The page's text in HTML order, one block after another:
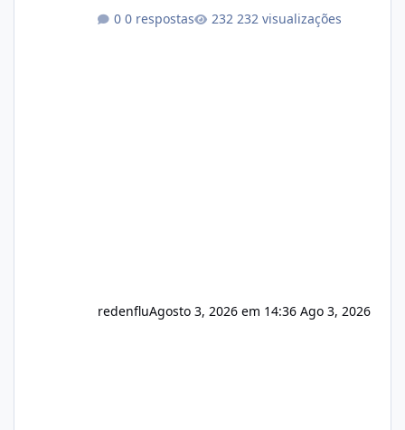
autorizado a usasr o isistem:
0 respostas 232 visualizações
redenfluAgosto 3, 2026 em 14:36 Ago 3, 2026